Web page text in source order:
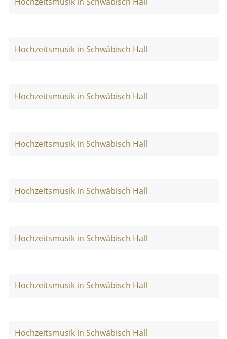
Hochzeitsmusik in Schwäbisch Hall
Hochzeitsmusik in Schwäbisch Hall
Hochzeitsmusik in Schwäbisch Hall
Hochzeitsmusik in Schwäbisch Hall
Hochzeitsmusik in Schwäbisch Hall
Hochzeitsmusik in Schwäbisch Hall
Hochzeitsmusik in Schwäbisch Hall